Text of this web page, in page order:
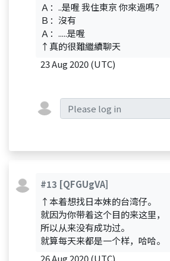
Ａ：..是喔 我住東京 你來過嗎?
Ｂ：沒有
Ａ：.....是喔
↑真的很難繼續聊天
23 Aug 2020 (UTC)
#13 [QFGUgVA]
↑本着想找日本妹的台湾仔。
就因为你带着这个目的来这里，
所以从来没有成功过。
就算每天来都是一个样，哈哈。
26 Aug 2020 (UTC)